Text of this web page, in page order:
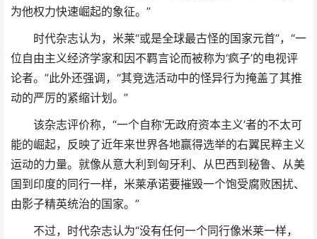
为他权力快速崛起的象征。”
时代杂志认为，米莱“或是全球最古怪的国家元首”，“一
位自由主义经济学家和因不羁言论而被称为‘疯子’的电视评
论者。”此外还强调，“其竞选活动中的怪异行为掩盖了其推
动的严厉的紧缩计划。”
该杂志评价称，“一个自称‘无政府资本主义’者的不太可
能的崛起，反映了近年来世界各地赢得选举的右翼民粹主义
运动的力量。就像从意大利到匈牙利、从巴西到秘鲁、从美
国到印度的同行一样，米莱承诺要摧毁一个饱受腐败困扰、
由影子精英统治的国家。”
不过，时代杂志认为“没有任何一个同行像米莱一样，